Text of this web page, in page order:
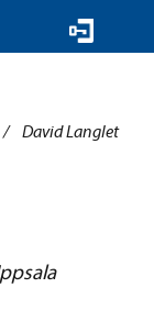
/ David Langlet